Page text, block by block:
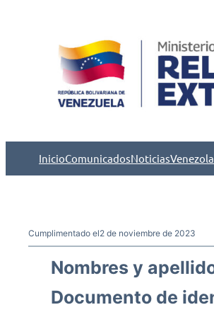
InicioComunicadosNoticias
Cumplimentado el2 de noviembre de 2023
Nombres y
Documento de